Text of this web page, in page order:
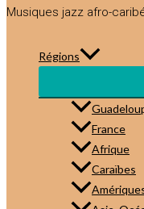
Musiques jazz afro-
Régions
France
Afrique
Caraïbes